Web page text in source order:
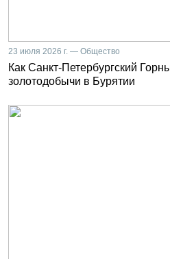
23 июля 2026 г. — Общество
Как Санкт-Петербургский
золотодобычи в Бурятии